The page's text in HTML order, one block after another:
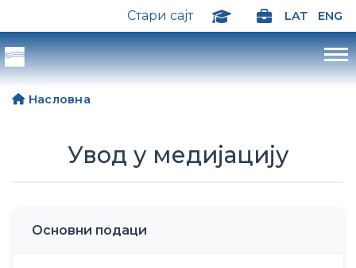
Стари сајт LAT ENG
Насловна
Увод у медијацију
Основни подаци